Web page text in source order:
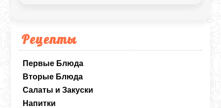
Рецепты
Первые Блюда
Вторые Блюда
Салаты и Закуски
Напитки